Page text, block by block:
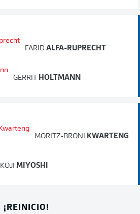
FARID ALFA-RUPRECHT
GERRIT HOLTMANN
MORITZ-BRONI KWARTENG
KOJI MIYOSHI
¡REINICIO!